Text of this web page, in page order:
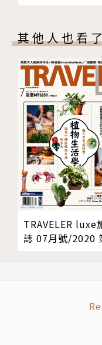
（四）擁抱絕美日
大啖海鮮與BBQ的
色流沙上，看著夕
鮮串烤。沙灘、音
多，而是與海水一
◎Sabeinglae
◎Samui
（番外篇）不只在
◎Blind Tiger
其他人也看
TRAVELER luxe
誌 07月號/2020